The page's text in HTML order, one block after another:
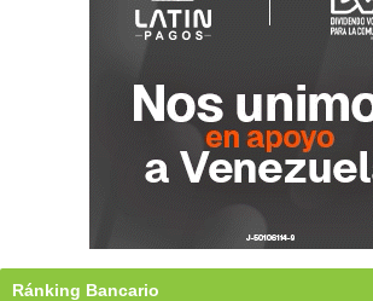
Ránking Bancario